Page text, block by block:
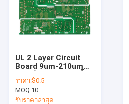
UL 2 Layer Circuit
Board 9um-210um
ราคา:$0.5
MOQ:10
รับราคาล่าสุด